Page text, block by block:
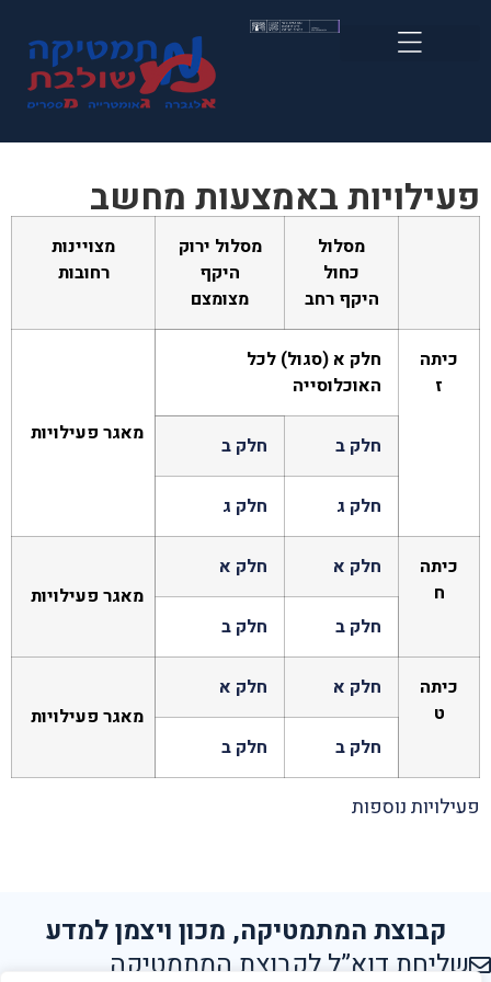
פעילויות באמצעות מחשב
מסלול
כחול
היקף רחב
מסלול ירוק
היקף
מצומצם
מצויינות
רחובות
כיתה
ז
חלק א (סגול) לכל
האוכלוסייה
מאגר פעילויות
חלק ב חלק ב
חלק ג חלק ג
כיתה
ח
חלק א
חלק א
מאגר פעילויות
חלק ב
חלק ב
כיתה
ט
חלק א
חלק א
מאגר פעילויות
חלק ב
חלק ב
פעילויות נוספות
קבוצת המתמטיקה, מכון ויצמן למדע
שליחת דוא”ל לקבוצת המתמטיקה